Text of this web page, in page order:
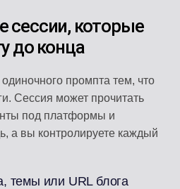
которые
до конца
промпта тем, что
Сессия может прочитать
под платформы и
а вы контролируете каждый
темы или URL блога